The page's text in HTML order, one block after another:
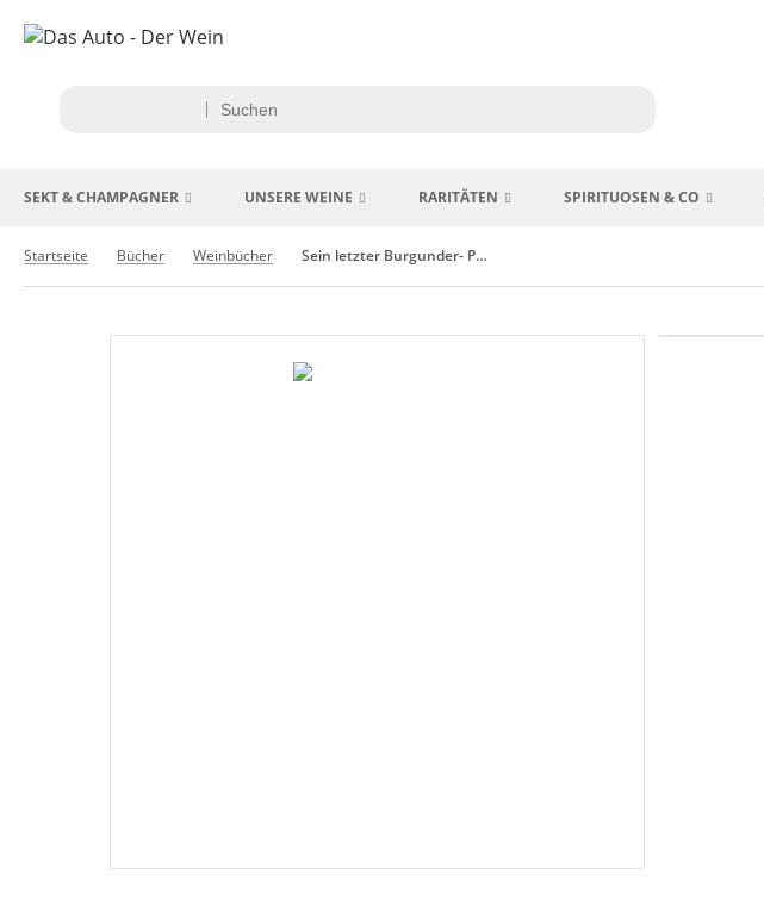
SEKT & CHAMPAGNER UNSERE WEINE RARITÄTEN SPIRITUOSEN & CO
Startseite Bücher Weinbücher Sein letzter Burgunder- Paul Grote